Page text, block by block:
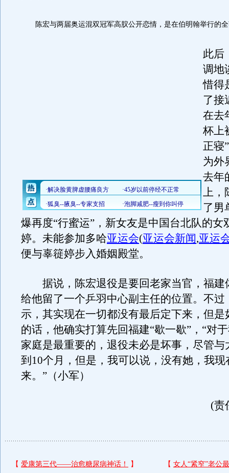
陈宏与两届奥运混双冠军高肞公开恋情，是在伯明翰举行的全
此后
调地
惜得
了接
在去
杯上
正寝
为外
去年
上，
了男
爆再度“行蜜运”，新女友是中国台北队的女
婷。未能参加多哈亚运会(亚运会新闻,亚运
便与辜簁婷步入婚姻殿堂。
据说，陈宏退役是要回老家当官，福建
给他留了一个乒羽中心副主任的位置。不过
示，其实现在一切都没有最后定下来，但是
的话，他确实打算先回福建“歇一歇”，“对
家庭是最重要的，退役未必是坏事，尽管与
到10个月，但是，我可以说，没有她，我现
来。”（小军）
(责